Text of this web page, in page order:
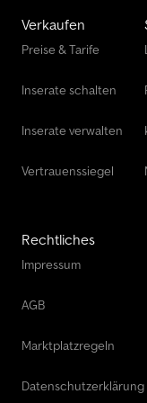
Verkaufen
Preise & Tarife
Inserate schalten
Inserate verwalten
Vertrauenssiegel
Rechtliches
Impressum
AGB
Marktplatzregeln
Datenschutzerklärung